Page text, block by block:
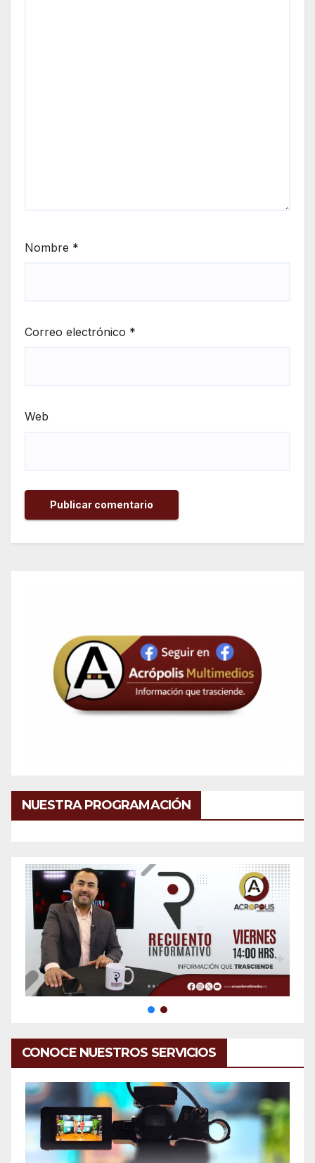
Nombre *
Correo electrónico *
Web
NUESTRA PROGRAMACIÓN
CONOCE NUESTROS SERVICIOS